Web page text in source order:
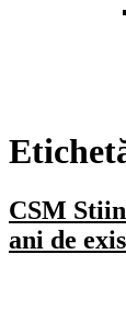
CSM
ani de